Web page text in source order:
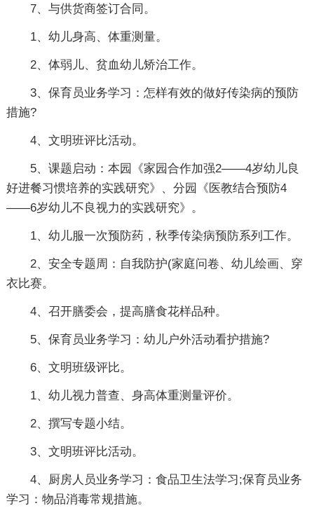
7、与供货商签订合同。
1、幼儿身高、体重测量。
2、体弱儿、贫血幼儿矫治工作。
3、保育员业务学习：怎样有效的做好传染病的预防
措施?
4、文明班评比活动。
5、课题启动：本园《家园合作加强2——4岁幼儿良
好进餐习惯培养的实践研究》、分园《医教结合预防4
——6岁幼儿不良视力的实践研究》。
1、幼儿服一次预防药，秋季传染病预防系列工作。
2、安全专题周：自我防护(家庭问卷、幼儿绘画、穿
衣比赛。
4、召开膳委会，提高膳食花样品种。
5、保育员业务学习：幼儿户外活动看护措施?
6、文明班级评比。
1、幼儿视力普查、身高体重测量评价。
2、撰写专题小结。
3、文明班评比活动。
4、厨房人员业务学习：食品卫生法学习;保育员业务
学习：物品消毒常规措施。